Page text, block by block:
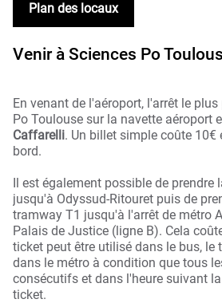
Plan des locaux
Venir à Sciences Po
En venant de l'aéroport, l'arrêt le
Po Toulouse sur la navette aéroport
Caffarelli. Un billet simple coûte 10€
bord.
Il est également possible de prendre
jusqu'à Odyssud-Ritouret puis de
tramway T1 jusqu'à l'arrêt de métro
Palais de Justice (ligne B). Cela
ticket peut être utilisé dans le bus, le
dans le métro à condition que tous
consécutifs et dans l'heure suivant
ticket.